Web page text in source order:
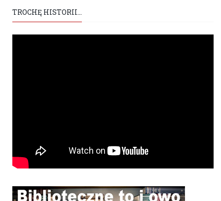
TROCHĘ HISTORII...